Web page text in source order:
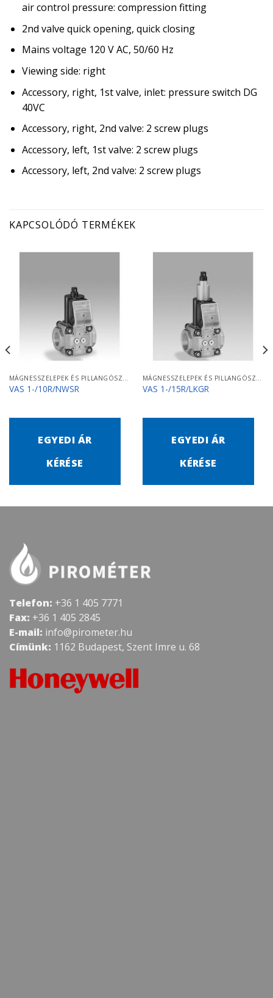
air control pressure: compression fitting
2nd valve quick opening, quick closing
Mains voltage 120 V AC, 50/60 Hz
Viewing side: right
Accessory, right, 1st valve, inlet: pressure switch DG
40VC
Accessory, right, 2nd valve: 2 screw plugs
Accessory, left, 1st valve: 2 screw plugs
Accessory, left, 2nd valve: 2 screw plugs
KAPCSOLÓDÓ TERMÉKEK
MÁGNESSZELEPEK ÉS PILLANGÓSZELEPEK
VAS 1-/10R/NWSR
EGYEDI ÁR
KÉRÉSE
MÁGNESSZELEPEK ÉS PILLANGÓSZELEPEK
VAS 1-/15R/LKGR
EGYEDI ÁR
KÉRÉSE
Telefon: +36 1 405 7771
Fax: +36 1 405 2845
E-mail: info@pirometer.hu
Címünk: 1162 Budapest, Szent Imre u. 68